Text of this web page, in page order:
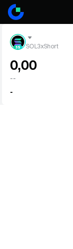
SOL3xShort
0,00
--
-